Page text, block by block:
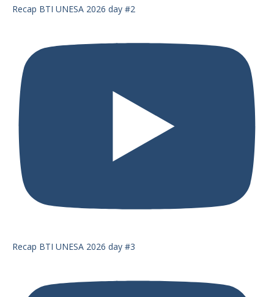
Recap BTI UNESA 2026 day #2
Recap BTI UNESA 2026 day #3